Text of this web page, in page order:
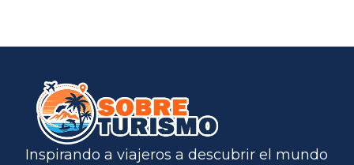
Inspirando a viajeros a descubrir el mundo